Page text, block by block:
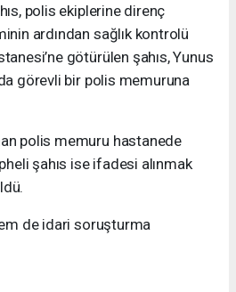
polis ekiplerine direnç
ardından sağlık kontrolü
götürülen şahıs, Yunus
görevli bir polis memuruna
polis memuru hastanede
şahıs ise ifadesi alınmak
de idari soruşturma